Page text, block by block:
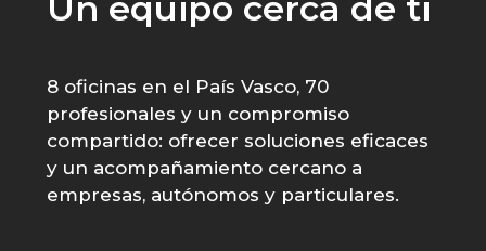
8 oficinas en el País Vasco, 70
profesionales y un compromiso
compartido: ofrecer soluciones eficaces
y un acompañamiento cercano a
empresas, autónomos y particulares.